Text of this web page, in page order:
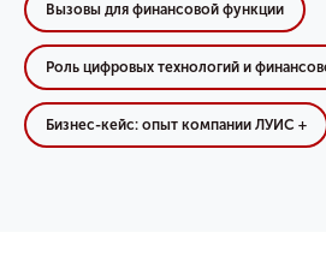
Вызовы для финансовой функции
Роль цифровых технологий и
Бизнес-кейс: опыт компании ЛУИС +